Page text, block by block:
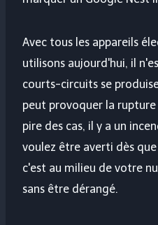
Avec tous les appareils
utilisons aujourd'hui, il
courts-circuits se
peut provoquer la
pire des cas, il y a un
voulez être averti dès
c'est au milieu de votre
sans être dérangé.